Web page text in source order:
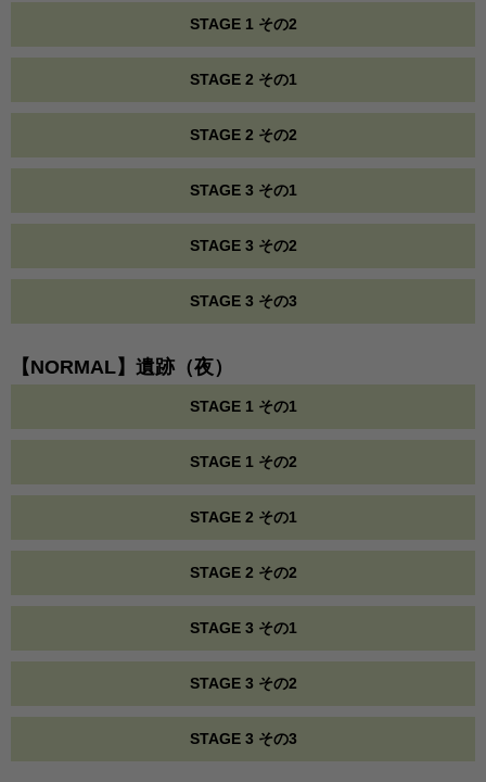
STAGE 1 その2
STAGE 2 その1
STAGE 2 その2
STAGE 3 その1
STAGE 3 その2
STAGE 3 その3
【NORMAL】遺跡（夜）
STAGE 1 その1
STAGE 1 その2
STAGE 2 その1
STAGE 2 その2
STAGE 3 その1
STAGE 3 その2
STAGE 3 その3